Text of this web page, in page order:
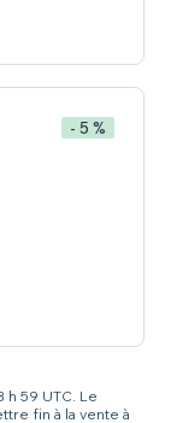
- 5 %
h 59 UTC. Le
fin à la vente à